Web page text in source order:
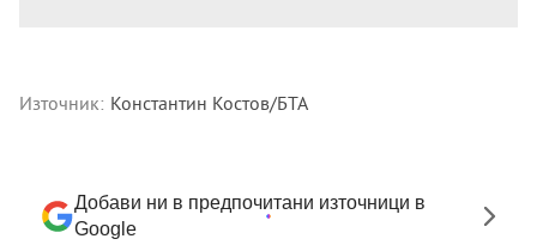
Източник: Константин Костов/БТА
Добави ни в предпочитани източници в
Google